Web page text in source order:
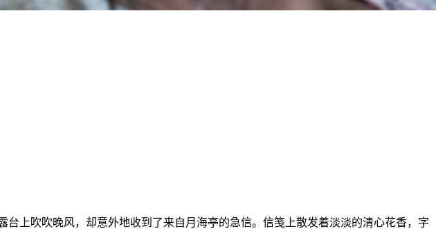
上吹吹晚风，却意外地收到了来自月海亭的急信。信笺上散发着淡淡的清心花香，字